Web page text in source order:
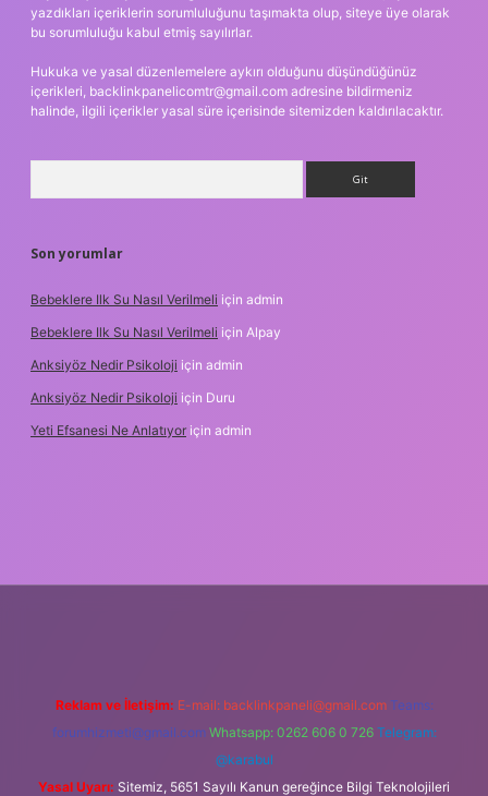
yazdıkları içeriklerin sorumluluğunu taşımakta olup, siteye üye olarak
bu sorumluluğu kabul etmiş sayılırlar.
Hukuka ve yasal düzenlemelere aykırı olduğunu düşündüğünüz
içerikleri, backlinkpanelicomtr@gmail.com adresine bildirmeniz
halinde, ilgili içerikler yasal süre içerisinde sitemizden kaldırılacaktır.
Son yorumlar
Bebeklere Ilk Su Nasıl Verilmeli için admin
Bebeklere Ilk Su Nasıl Verilmeli için Alpay
Anksiyöz Nedir Psikoloji için admin
Anksiyöz Nedir Psikoloji için Duru
Yeti Efsanesi Ne Anlatıyor için admin
Reklam ve İletişim: E-mail: backlinkpaneli@gmail.com Teams:
forumhizmeti@gmail.com Whatsapp: 0262 606 0 726 Telegram:
@karabul
Yasal Uyarı: Sitemiz, 5651 Sayılı Kanun gereğince Bilgi Teknolojileri